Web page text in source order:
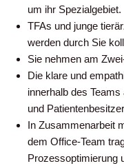
um ihr Spezialgebiet.
TFAs und junge
werden durch Sie
Sie nehmen am
Die klare und
innerhalb des
und
In Zusammenarbeit
dem Office-Team
Prozessoptimierung